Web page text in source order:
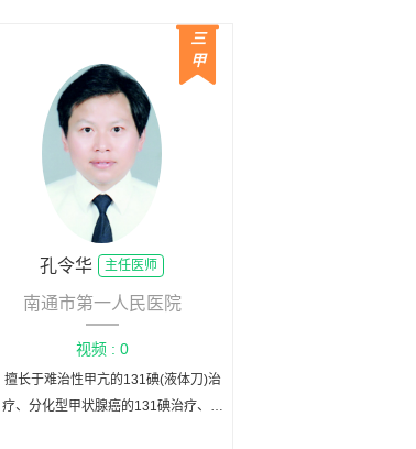
孔令华 主任医师
南通市第一人民医院
视频 : 0
擅长于难治性甲亢的131碘(液体刀)治
疗、分化型甲状腺癌的131碘治疗、肿
三
甲